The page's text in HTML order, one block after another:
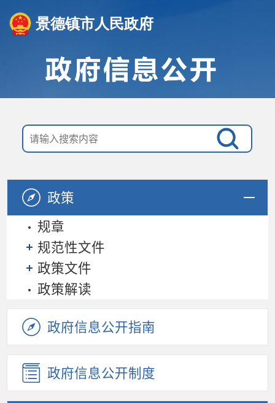
景德镇市人民政府
政策
规章
规范性文件
政策文件
政策解读
政府信息公开指南
政府信息公开制度